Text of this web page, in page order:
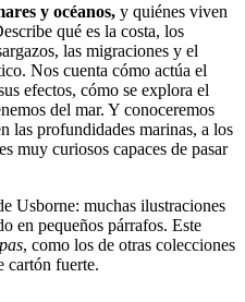
y océanos, y quiénes viven
qué es la costa, los
las migraciones y el
Nos cuenta cómo actúa el
efectos, cómo se explora el
del mar. Y conoceremos
las profundidades marinas, a los
muy curiosos capaces de pasar
Usborne: muchas ilustraciones
en pequeños párrafos. Este
, como los de otras colecciones
cartón fuerte.